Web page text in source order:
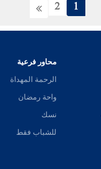
1
2
محاور فرعية
الرحمة المهداة
واحة رمضان
نسك
للشباب فقط